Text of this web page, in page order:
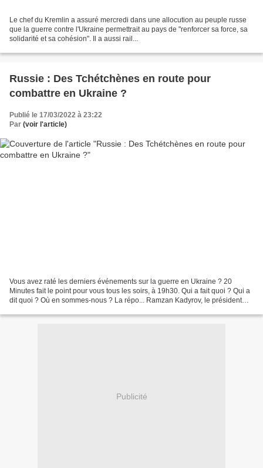
Le chef du Kremlin a assuré mercredi dans une allocution au peuple russe
que la guerre contre l'Ukraine permettrait au pays de "renforcer sa force, sa
solidarité et sa cohésion". Il a aussi rail...
Russie : Des Tchétchènes en route pour
combattre en Ukraine ?
Publié le 17/03/2022 à 23:22
Par (voir l'article)
​Vous avez raté les derniers événements sur la guerre en Ukraine ? 20
Minutes fait le point pour vous tous les soirs, à 19h30. Qui a fait quoi ? Qui a
dit quoi ? Où en sommes-nous ? La répo... Ramzan Kadyrov, le président
Publicité